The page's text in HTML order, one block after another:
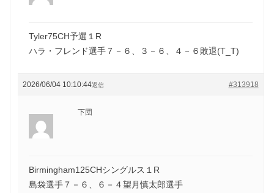
Tyler75CH予選１R
ハラ・フレンド選手７－６、３－６、４－６敗退(T_T)
2026/06/04 10:10:44 #313918
返信
下団
Birmingham125CHシングルス１R
島袋選手７－６、６－４望月慎太郎選手